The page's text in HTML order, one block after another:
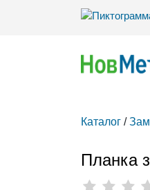
Каталог /
Планка